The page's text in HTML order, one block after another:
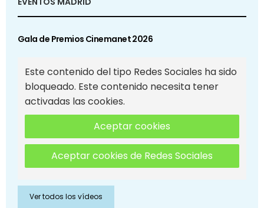
Gala de Premios Cinemanet 2026
Este contenido del tipo Redes Sociales ha sido
bloqueado. Este contenido necesita tener
activadas las cookies.
Aceptar cookies
Aceptar cookies de Redes Sociales
Ver todos los vídeos